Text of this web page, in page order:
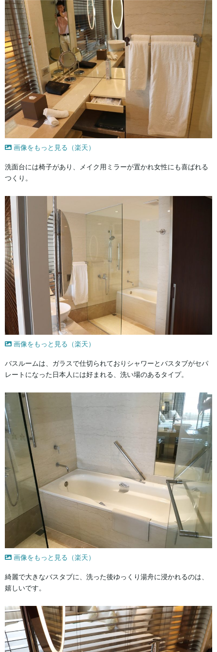
画像をもっと見る（楽天）
洗面台には椅子があり、メイク用ミラーが置かれ女性にも喜ばれる
つくり。
画像をもっと見る（楽天）
バスルームは、ガラスで仕切られておりシャワーとバスタブがセパ
レートになった日本人には好まれる、洗い場のあるタイプ。
画像をもっと見る（楽天）
綺麗で大きなバスタブに、洗った後ゆっくり湯舟に浸かれるのは、
嬉しいです。